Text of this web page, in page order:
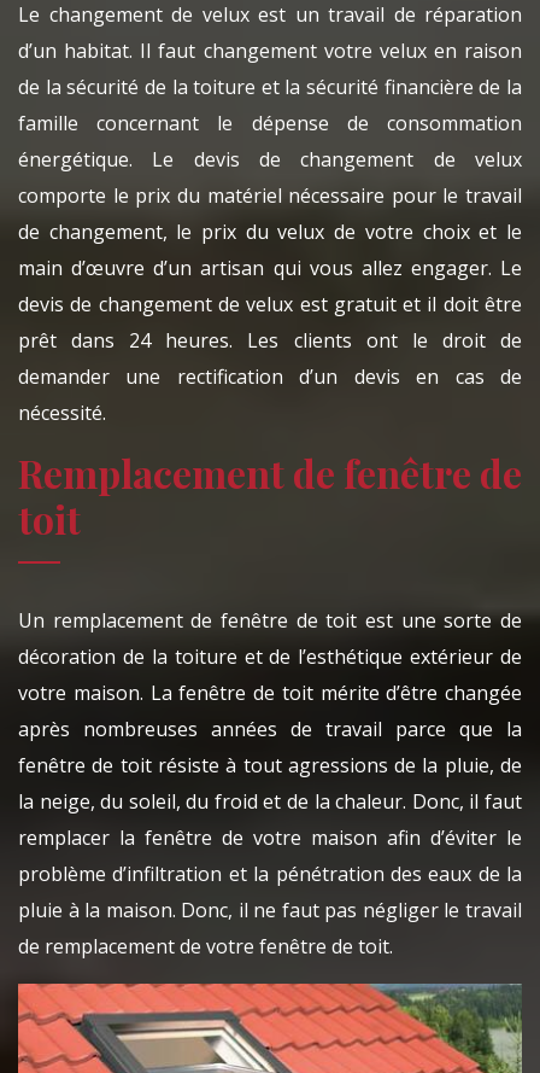
Le changement de velux est un travail de réparation
d’un habitat. Il faut changement votre velux en raison
de la sécurité de la toiture et la sécurité financière de la
famille concernant le dépense de consommation
énergétique. Le devis de changement de velux
comporte le prix du matériel nécessaire pour le travail
de changement, le prix du velux de votre choix et le
main d’œuvre d’un artisan qui vous allez engager. Le
devis de changement de velux est gratuit et il doit être
prêt dans 24 heures. Les clients ont le droit de
demander une rectification d’un devis en cas de
nécessité.
Remplacement de fenêtre de
toit
Un remplacement de fenêtre de toit est une sorte de
décoration de la toiture et de l’esthétique extérieur de
votre maison. La fenêtre de toit mérite d’être changée
après nombreuses années de travail parce que la
fenêtre de toit résiste à tout agressions de la pluie, de
la neige, du soleil, du froid et de la chaleur. Donc, il faut
remplacer la fenêtre de votre maison afin d’éviter le
problème d’infiltration et la pénétration des eaux de la
pluie à la maison. Donc, il ne faut pas négliger le travail
de remplacement de votre fenêtre de toit.